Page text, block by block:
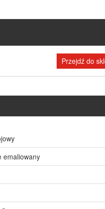
Przejdź do
emaliowany